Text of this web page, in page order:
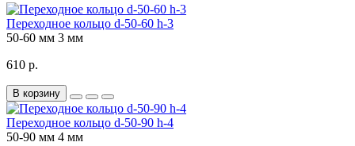
Переходное кольцо d-50-60 h-3
50-60 мм 3 мм
610 р.
В корзину
Переходное кольцо d-50-90 h-4
50-90 мм 4 мм